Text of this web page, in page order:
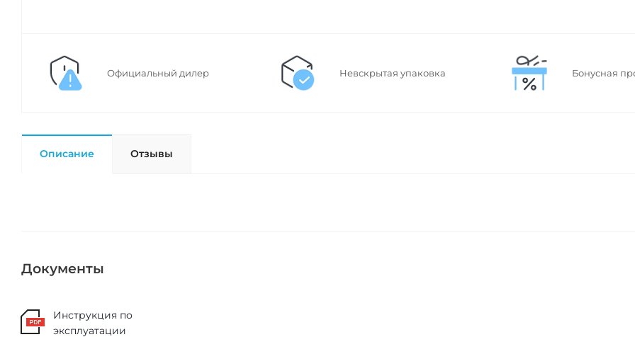
Официальный дилер Невскрытая упаковка Бонусная
Описание Отзывы
Документы
Инструкция по
эксплуатации